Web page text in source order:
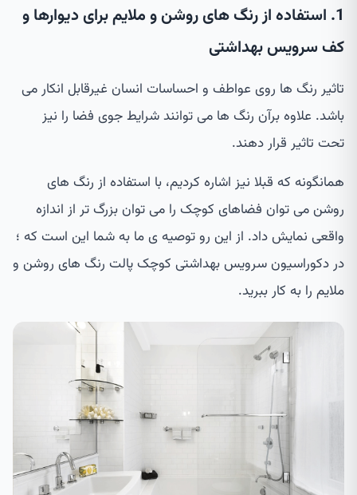
1. استفاده از رنگ های روشن و ملایم برای دیوارها و
کف سرویس بهداشتی
تاثیر رنگ ها روی عواطف و احساسات انسان غیرقابل انکار می
باشد. علاوه برآن رنگ ها می توانند شرایط جوی فضا را نیز
تحت تاثیر قرار دهند.
همانگونه که قبلا نیز اشاره کردیم، با استفاده از رنگ های
روشن می توان فضاهای کوچک را می توان بزرگ تر از اندازه
واقعی نمایش داد. از این رو توصیه ی ما به شما این است که ؛
در دکوراسیون سرویس بهداشتی کوچک پالت رنگ های روشن و
ملایم را به کار ببرید.